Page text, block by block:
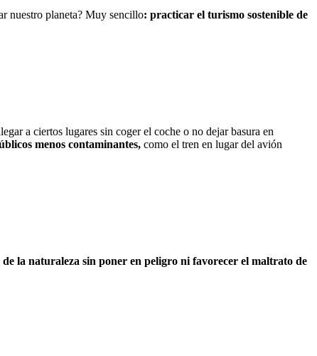
nuestro planeta? Muy sencillo: practicar el turismo sostenible de
a ciertos lugares sin coger el coche o no dejar basura en
menos contaminantes, como el tren en lugar del avión
la naturaleza sin poner en peligro ni favorecer el maltrato de